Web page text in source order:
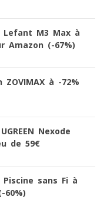
Lefant M3 Max à
Amazon (-67%)
à -72%
Nexode
de 59€
sans Fi à
60%)